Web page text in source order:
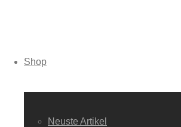
Shop
Neuste Artikel